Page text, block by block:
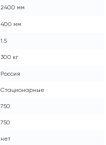
2400 мм
400 мм
1.5
300 кг
Россия
Стационарные
750
750
нет